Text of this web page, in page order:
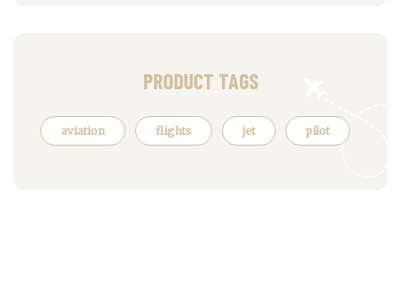
PRODUCT TAGS
aviation flights jet pilot